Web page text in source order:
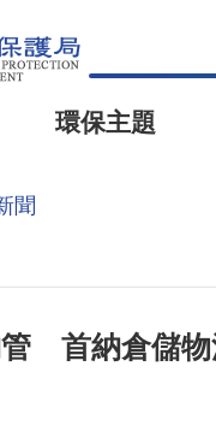
環保主題
聞
管 首納倉儲